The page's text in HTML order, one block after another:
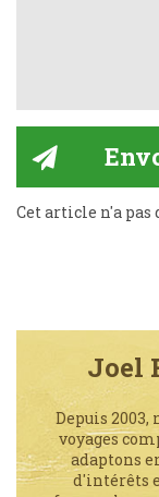
Cet article n'a
Joel
Depuis
voyages
adaptons
d'intérêts